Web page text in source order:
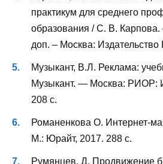
практикум для среднего
образования / С. В. Карпова.
доп. – Москва:
Музыкант, В.Л. Реклама:
Музыкант. — Москва:
208 с.
Романенкова О. Интернет-
М.: Юрайт, 2017. 288 с.
Румянцев, Д. Продвижение